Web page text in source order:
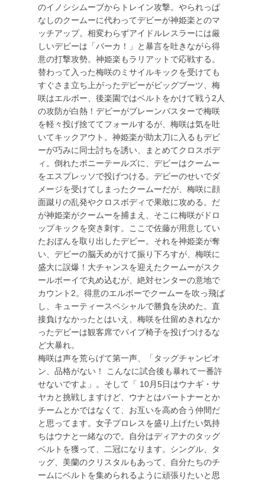
のイノシシムーブからトレイン攻撃。やられっぱ
なしのクームーに代わってデビーが神姫楽とのマ
ッチアップ。相変わらずアイドルレスラーには厳
しいデビーは「バーカ！」と暴言を吐きながら得
意の打撃攻勢。神姫楽もラリアットで応戦する。
替わって入った梅咲のミサイルキックを受けても
すぐさま立ち上がったデビーがビッグブーツ、梅
咲はエルボー、後楽園ではベルトをかけて戦う2人
の攻防が白熱！デビーがブレーンバスターで梅咲
を軽々投げ捨ててフォールするが、梅咲は気を吐
いてキックアウト。神姫楽が助太刀に入るもデビ
ーが巧みに同士討ちを誘い、まとめてクロスボデ
ィ。倒れたポニーテールズに、デビーはクームー
をエスプレッソで投げつける。デビーのせいでダ
メージを受けてしまったクームーだが、梅咲に顔
面蹴りの乱発やクロスボディで果敢に攻める。だ
が神姫楽がクームーを捕まえ、そこに梅咲がドロ
ップキックを突き刺す。ここで佐藤が用意してい
たおぼんを取り出したデビー。それを神姫楽が奪
い、デビーの脳天めがけて振り下ろすが、梅咲に
盛大に誤爆！大チャンスを迎えたクームーがスク
ールボーイで丸め込むが、絶対センターの意地で
カウント2。得意のエルボーでクームーを吹っ飛ば
し、キューティースペシャルで勝負を決めた。直
接負けなかったとはいえ、梅咲を仕留めきれなか
ったデビーは観客席でパイプ椅子を投げつけるな
ど大暴れ。
梅咲は声を荒らげて第一声、「タッグチャンピオ
ン、品格がない！ こんなに試合後も暴れて一番許
せないですよ」。そして「 10月5日はウナギ・サ
ヤカと挑戦しますけど、ウナとはパートナーとか
チームとかではなくて、お互いを高め合う仲間だ
と思ってます。女子プロレスを盛り上げたい気持
ちはウナと一緒なので。自分はディアナのタッグ
ベルトを獲って、二冠になります。シングル、タ
ッグ、美蘭のクリスタルもあって、自分たちのチ
ームにベルトを集められるように頑張りたいと思